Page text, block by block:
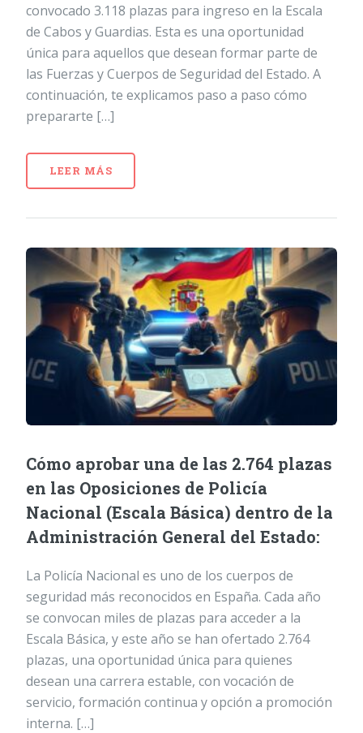
convocado 3.118 plazas para ingreso en la Escala
de Cabos y Guardias. Esta es una oportunidad
única para aquellos que desean formar parte de
las Fuerzas y Cuerpos de Seguridad del Estado. A
continuación, te explicamos paso a paso cómo
prepararte […]
LEER MÁS
Cómo aprobar una de las 2.764 plazas
en las Oposiciones de Policía
Nacional (Escala Básica) dentro de la
Administración General del Estado:
La Policía Nacional es uno de los cuerpos de
seguridad más reconocidos en España. Cada año
se convocan miles de plazas para acceder a la
Escala Básica, y este año se han ofertado 2.764
plazas, una oportunidad única para quienes
desean una carrera estable, con vocación de
servicio, formación continua y opción a promoción
interna. […]